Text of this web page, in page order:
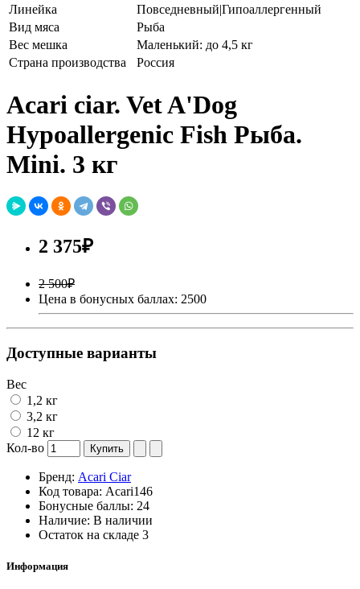
Линейка
Повседневный|Гипоаллергенный
Вид мяса
Рыба
Вес мешка
Маленький: до 4,5 кг
Страна производства
Россия
Acari ciar. Vet A'Dog
Hypoallergenic Fish Рыба.
Mini. 3 кг
2 375₽
2 500₽
Цена в бонусных баллах: 2500
Доступные варианты
Вес
1,2 кг
3,2 кг
12 кг
Кол-во
Купить
Бренд: Acari Ciar
Код товара: Acari146
Бонусные баллы: 24
Наличие: В наличии
Остаток на складе 3
Информация